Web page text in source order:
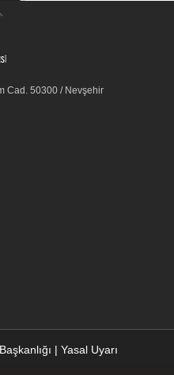
Cad. 50300 / Nevşehir
| Yasal Uyarı